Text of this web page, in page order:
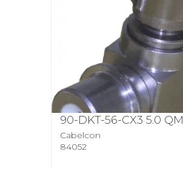
90-DKT-56-CX3 5.0 QM
Cabelcon
84052